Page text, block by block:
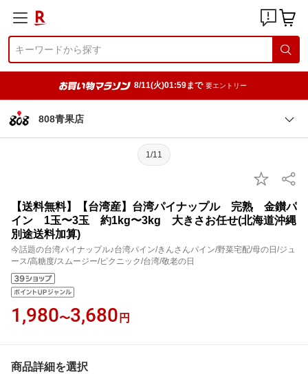
8/11(火)01:59まで 要エントリー
808青果店
1/11
【送料無料】【台湾産】台湾パイナップル 完熟 金鑚パ
イン 1玉〜3玉 約1kg〜3kg 大きさお任せ(北海道沖縄
別途送料加算)
今話題の台湾パイナップル♪台湾パイン/きんさんパイン/野菜宅配/母の日/ジュ
ース/高糖度/スムージー/ピクニック/台湾/敬老の日
1,980〜3,680 円
商品詳細を選択